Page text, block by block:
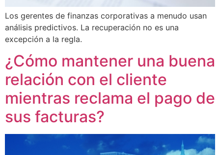
Los gerentes de finanzas corporativas a menudo usan
análisis predictivos. La recuperación no es una
excepción a la regla.
¿Cómo mantener una buena
relación con el cliente
mientras reclama el pago de
sus facturas?